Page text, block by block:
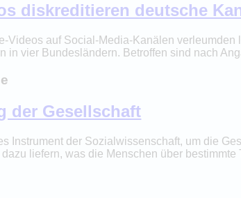
diskreditieren deutsche
Videos auf Social-Media-Kanälen
in vier Bundesländern. Betroffen sind nach
der Gesellschaft
Instrument der Sozialwissenschaft, um die
liefern, was die Menschen über